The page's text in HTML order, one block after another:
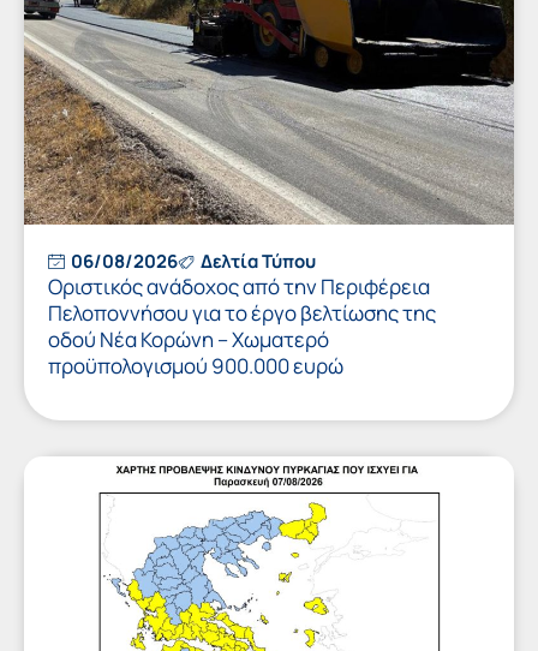
06/08/2026 Δελτία Τύπου
Οριστικός ανάδοχος από την Περιφέρεια
Πελοποννήσου για το έργο βελτίωσης της
οδού Νέα Κορώνη – Χωματερό
προϋπολογισμού 900.000 ευρώ